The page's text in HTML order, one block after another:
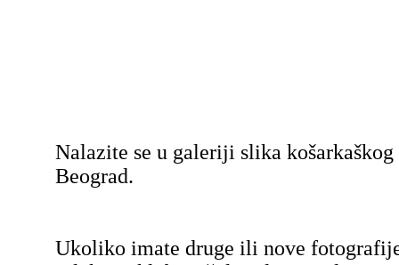
Nalazite se u galeriji slika
Beograd.
Ukoliko imate druge ili nove